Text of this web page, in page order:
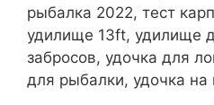
рыбалка 2022, тест
удилище 13ft, удилище
забросов, удочка для
для рыбалки, удочка на